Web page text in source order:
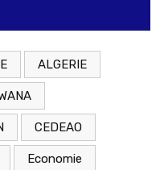
ALGERIE
CEDEAO
Economie